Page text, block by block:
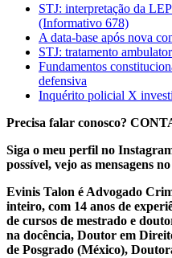
STJ: interpretação da
(Informativo 678)
A data-base após nova
STJ: tratamento
Fundamentos
defensiva
Inquérito policial X
Precisa falar conosco?
Siga o meu perfil no
possível, vejo as mensagens
Evinis Talon é Advogado
inteiro, com 14 anos de
de cursos de mestrado e
na docência, Doutor em
de Posgrado (México),